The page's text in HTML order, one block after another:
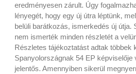
eredményesen zárult. Úgy
lényegét, hogy egy új útra léptünk,
belüli barátkozás, ismerkedés új útja.
nem ismerték minden részletét a
Részletes tájékoztatást adtak többek
Spanyolországnak 54 EP képviselője
jelentős. Amennyiben sikerül